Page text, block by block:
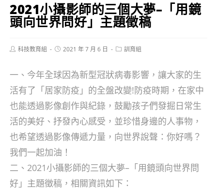
2021小攝影師的三個大夢–「用鏡
頭向世界問好」主題徵稿
Post科技教育組
Post2021 年 7 月 6 日
Post訓育組
一、今年全球因為新型冠狀病毒影響，讓大家的生
活有了「居家防疫」的全盤改變!防疫時期，在家中
也能透過影像創作與紀錄，鼓勵孩子們發掘日常生
活的美好、抒發內心感受，並珍惜身邊的人事物，
也希望透過影像傳遞力量，向世界說聲：你好嗎？
我們一起加油！
二、2021小攝影師的三個大夢–「用鏡頭向世界問
好」主題徵稿，相關資訊如下：